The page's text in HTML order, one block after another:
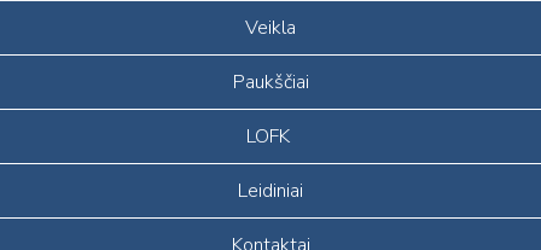
Veikla
Paukščiai
LOFK
Leidiniai